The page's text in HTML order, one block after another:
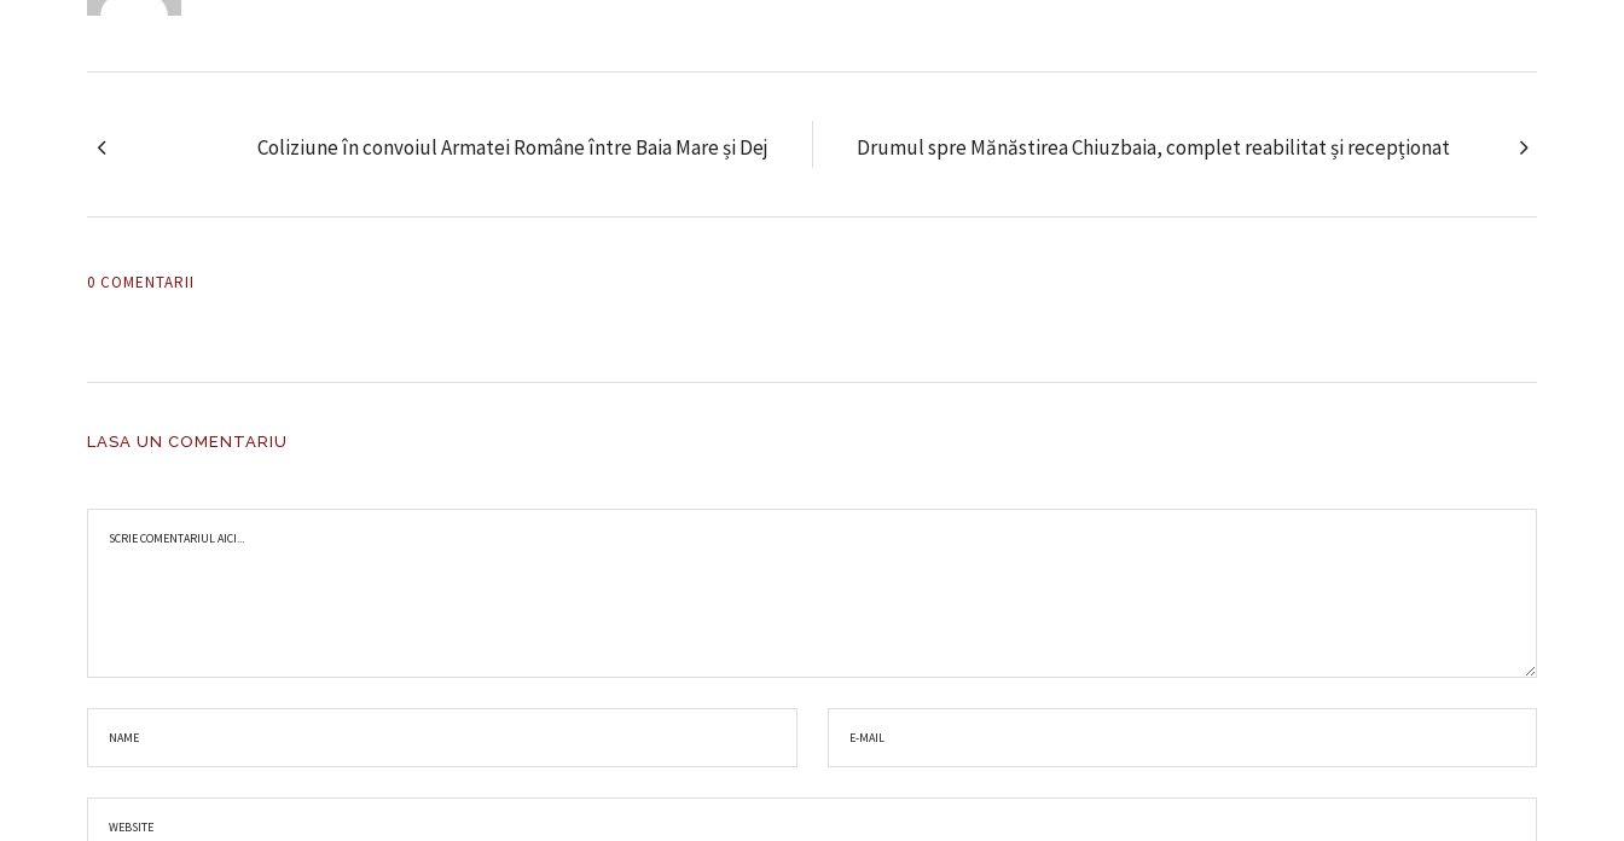
Coliziune în convoiul Armatei Române între Baia Mare și Dej Drumul spre Mănăstirea Chiuzbaia, complet reabilitat și recepționat
0 COMENTARII
LASA UN COMENTARIU